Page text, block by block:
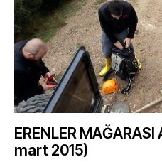
ERENLER
mart 2015)